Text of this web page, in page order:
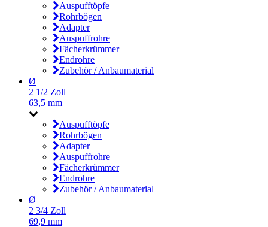
Auspufftöpfe
Rohrbögen
Adapter
Auspuffrohre
Fächerkrümmer
Endrohre
Zubehör / Anbaumaterial
Ø
2 1/2 Zoll
63,5 mm
Auspufftöpfe
Rohrbögen
Adapter
Auspuffrohre
Fächerkrümmer
Endrohre
Zubehör / Anbaumaterial
Ø
2 3/4 Zoll
69,9 mm